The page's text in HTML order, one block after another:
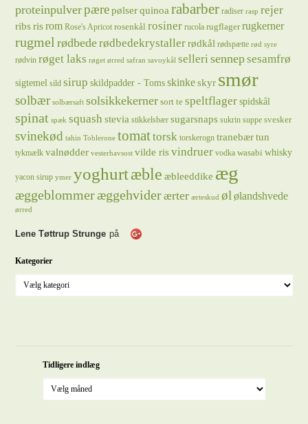
proteinpulverpære pølser quinoa rabarber radiser rasp rejer
ribs risrom Rose's Apricot rosenkål rosiner rucola rugflager rugkerner
rugmel rødbederødbedekrystallerrødkål rødspætte rød syre
rødvin røget laks røget ørred safran savoykål sellerisennepsesamfrø
sigtemel sild sirup skildpadder - Toms skinke skyr smør
solbær solbærsaft solsikkekerner sort te speltflager spidskål
spinat spæk squash stevia stikkelsbær sugarsnaps sukrin suppe svesker
svinekød tahin Toblerone tomattorsk torskerogn tranebærtun
tykmælk valnødder vesterhavsost vilde ris vindruer vodka wasabi whisky
yacon sirup ymer yoghurtæble æbleeddike æg
æggeblommeræggehviderærter ærteskud øl ølandshvede
ørred
Lene Tøttrup Strunge på
Kategorier
Tidligere indlæg